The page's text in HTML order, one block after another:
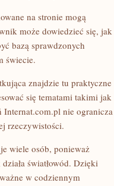
na stronie mogą
może dowiedzieć się, jak
bazą sprawdzonych
świecie.
znajdzie tu praktyczne
się tematami takimi jak
Internat.com.pl nie ogranicza
rzeczywistości.
wiele osób, ponieważ
światłowód. Dzięki
w codziennym